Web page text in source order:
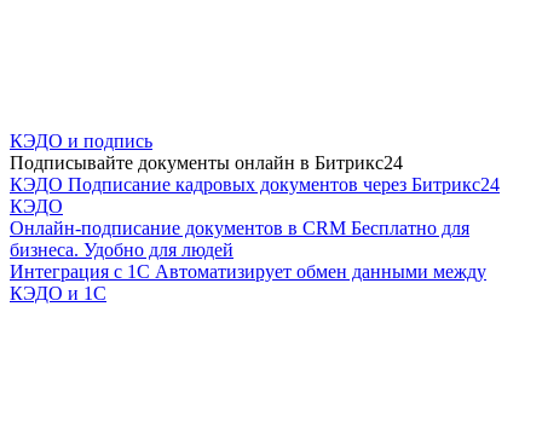
КЭДО и подпись
Подписывайте документы онлайн в Битрикс24
КЭДО Подписание кадровых документов через Битрикс24
КЭДО
Онлайн-подписание документов в CRM Бесплатно для
бизнеса. Удобно для людей
Интеграция с 1С Автоматизирует обмен данными между
КЭДО и 1С